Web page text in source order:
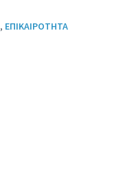
, ΕΠΙΚΑΙΡΟΤΗΤΑ